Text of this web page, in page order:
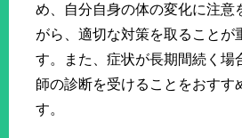
め、自分自身の体の変化に注意
がら、適切な対策を取ることが
す。また、症状が長期間続く場
師の診断を受けることをおすす
す。